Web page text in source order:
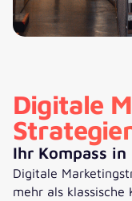
Digitale
Ihr Kompass
Digitale
mehr als klassische